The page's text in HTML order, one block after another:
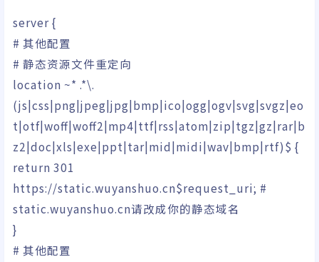
server{
# 其他配置
# 静态资源文件重定向
location ~* .*\.
(js|css|png|jpeg|jpg|bmp|ico|ogg|ogv|svg|svgz|eo
t|otf|woff|woff2|mp4|ttf|rss|atom|zip|tgz|gz|rar|b
z2|doc|xls|exe|ppt|tar|mid|midi|wav|bmp|rtf)$ {
return 301
https://static.wuyanshuo.cn$request_uri; #
static.wuyanshuo.cn请改成你的静态域名
}
# 其他配置